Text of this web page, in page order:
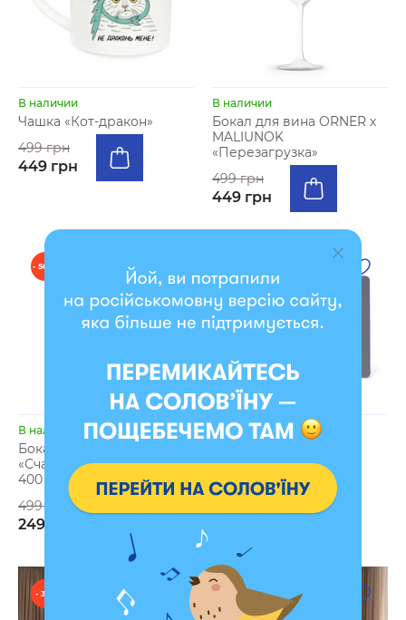
В наличии
Чашка «Кот-дракон»
499 грн
449 грн
В наличии
Бокал для вина ORNER х
MALIUNOK
«Перезагрузка»
499 грн
449 грн
- 50 %
В наличии
Бокал для вина
«Счастливые моменты»
400 мл
499 грн
249 грн
В наличии
нашей жизни»
графитовый
- 3 % - 3 %